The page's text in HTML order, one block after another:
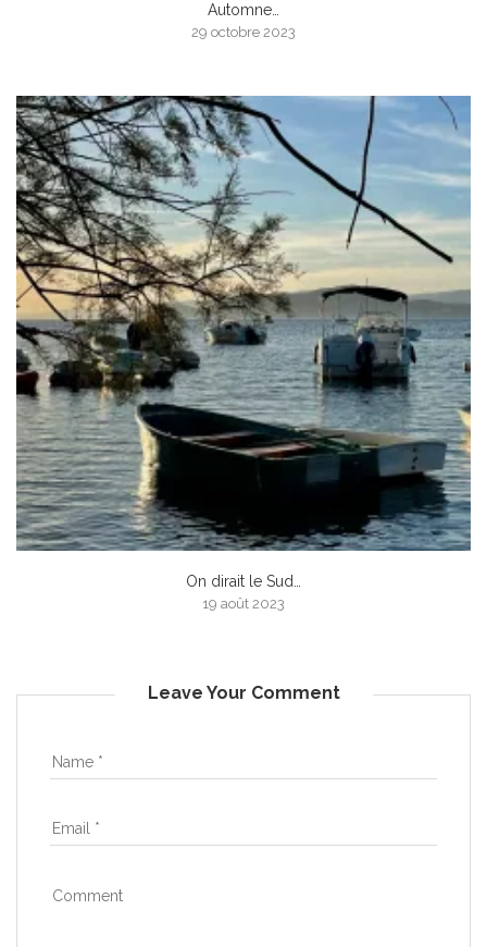
Automne…
29 octobre 2023
On dirait le Sud…
19 août 2023
Leave Your Comment